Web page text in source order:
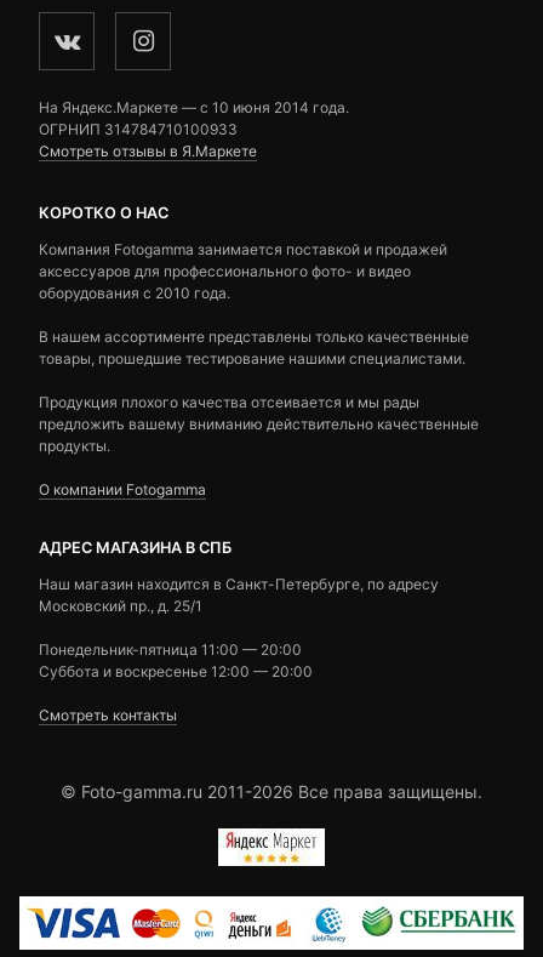
На Яндекс.Маркете — c 10 июня 2014 года.
ОГРНИП 314784710100933
Смотреть отзывы в Я.Маркете
КОРОТКО О НАС
Компания Fotogamma занимается поставкой и продажей
аксессуаров для профессионального фото- и видео
оборудования с 2010 года.
В нашем ассортименте представлены только качественные
товары, прошедшие тестирование нашими специалистами.
Продукция плохого качества отсеивается и мы рады
предложить вашему вниманию действительно качественные
продукты.
О компании Fotogamma
АДРЕС МАГАЗИНА В СПБ
Наш магазин находится в Санкт-Петербурге, по адресу
Московский пр., д. 25/1
Понедельник-пятница 11:00 — 20:00
Суббота и воскресенье 12:00 — 20:00
Смотреть контакты
© Foto-gamma.ru 2011-2026 Все права защищены.